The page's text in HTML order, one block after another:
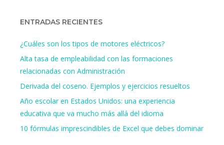
ENTRADAS RECIENTES
¿Cuáles son los tipos de motores eléctricos?
Alta tasa de empleabilidad con las formaciones
relacionadas con Administración
Derivada del coseno. Ejemplos y ejercicios resueltos
Año escolar en Estados Unidos: una experiencia
educativa que va mucho más allá del idioma
10 fórmulas imprescindibles de Excel que debes dominar